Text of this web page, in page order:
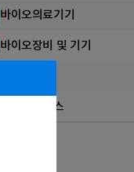
바이오의료기기
바이오장비 및 기기
바이오서비스